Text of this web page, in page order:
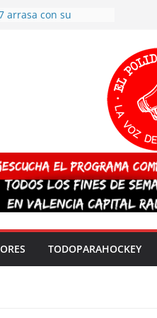
arrasa con su
España sub20
del mundo
vez!
TODOPARAHOCKEY